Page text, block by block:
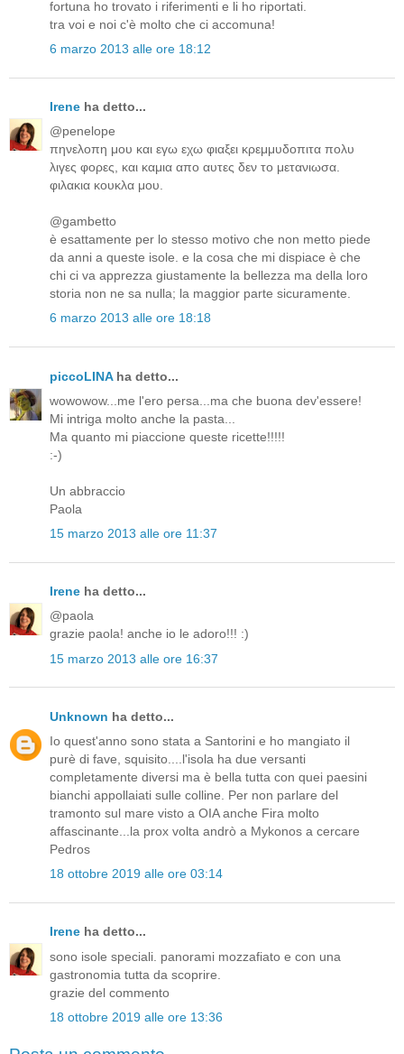
fortuna ho trovato i riferimenti e li ho riportati.
tra voi e noi c'è molto che ci accomuna!
6 marzo 2013 alle ore 18:12
Irene ha detto...
@penelope
πηνελοπη μου και εγω εχω φιαξει κρεμμυδοπιτα πολυ
λιγες φορες, και καμια απο αυτες δεν το μετανιωσα.
φιλακια κουκλα μου.
@gambetto
è esattamente per lo stesso motivo che non metto piede
da anni a queste isole. e la cosa che mi dispiace è che
chi ci va apprezza giustamente la bellezza ma della loro
storia non ne sa nulla; la maggior parte sicuramente.
6 marzo 2013 alle ore 18:18
piccoLINAha detto...
wowowow...me l'ero persa...ma che buona dev'essere!
Mi intriga molto anche la pasta...
Ma quanto mi piaccione queste ricette!!!!!
:-)
Un abbraccio
Paola
15 marzo 2013 alle ore 11:37
Irene ha detto...
@paola
grazie paola! anche io le adoro!!! :)
15 marzo 2013 alle ore 16:37
Unknown ha detto...
Io quest'anno sono stata a Santorini e ho mangiato il
purè di fave, squisito....l'isola ha due versanti
completamente diversi ma è bella tutta con quei paesini
bianchi appollaiati sulle colline. Per non parlare del
tramonto sul mare visto a OIA anche Fira molto
affascinante...la prox volta andrò a Mykonos a cercare
Pedros
18 ottobre 2019 alle ore 03:14
Irene ha detto...
sono isole speciali. panorami mozzafiato e con una
gastronomia tutta da scoprire.
grazie del commento
18 ottobre 2019 alle ore 13:36